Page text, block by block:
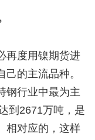
度用镍期货进
的主流品种。
钢行业中最为主
到2671万吨，是
相对应的，这样